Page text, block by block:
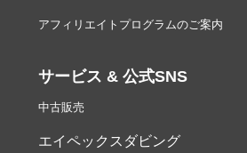
アフィリエイトプログラムのご案内
サービス & 公式SNS
中古販売
エイペックスダビング